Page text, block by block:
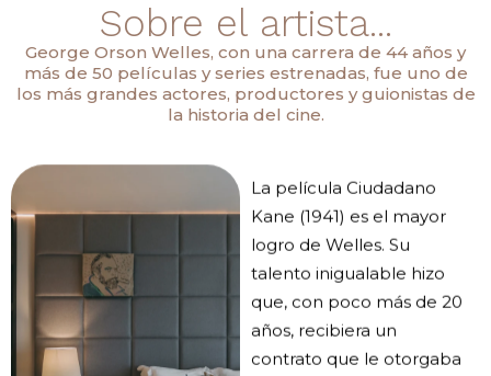
Sobre el artista...
George Orson Welles, con una carrera de 44 años y
más de 50 películas y series estrenadas, fue uno de
los más grandes actores, productores y guionistas de
la historia del cine.
La película Ciudadano
Kane (1941) es el mayor
logro de Welles. Su
talento inigualable hizo
que, con poco más de 20
años, recibiera un
contrato que le otorgaba